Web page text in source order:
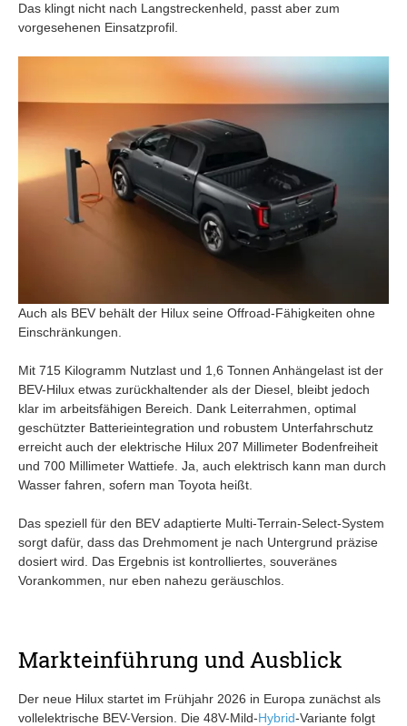
Das klingt nicht nach Langstreckenheld, passt aber zum
vorgesehenen Einsatzprofil.
Auch als BEV behält der Hilux seine Offroad-Fähigkeiten ohne
Einschränkungen.
Mit 715 Kilogramm Nutzlast und 1,6 Tonnen Anhängelast ist der
BEV-Hilux etwas zurückhaltender als der Diesel, bleibt jedoch
klar im arbeitsfähigen Bereich. Dank Leiterrahmen, optimal
geschützter Batterieintegration und robustem Unterfahrschutz
erreicht auch der elektrische Hilux 207 Millimeter Bodenfreiheit
und 700 Millimeter Wattiefe. Ja, auch elektrisch kann man durch
Wasser fahren, sofern man Toyota heißt.
Das speziell für den BEV adaptierte Multi-Terrain-Select-System
sorgt dafür, dass das Drehmoment je nach Untergrund präzise
dosiert wird. Das Ergebnis ist kontrolliertes, souveränes
Vorankommen, nur eben nahezu geräuschlos.
Markteinführung und Ausblick
Der neue Hilux startet im Frühjahr 2026 in Europa zunächst als
vollelektrische BEV-Version. Die 48V-Mild-Hybrid-Variante folgt